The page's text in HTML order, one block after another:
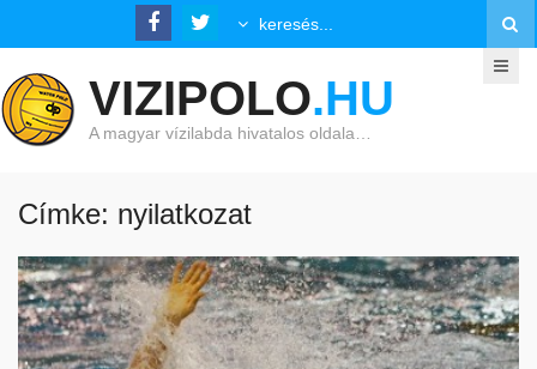
VIZIPOLO.HU
A magyar vízilabda hivatalos oldala…
Címke: nyilatkozat